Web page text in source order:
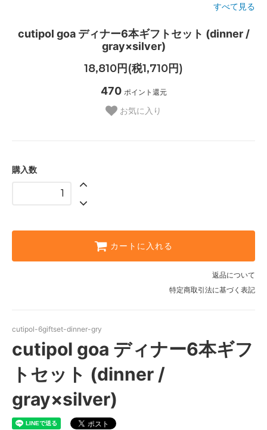
すべて見る
cutipol goa ディナー6本ギフトセット (dinner /
gray×silver)
18,810円(税1,710円)
470 ポイント還元
お気に入り
購入数
カートに入れる
返品について
特定商取引法に基づく表記
cutipol-6giftset-dinner-gry
cutipol goa ディナー6本ギフ
トセット (dinner /
gray×silver)